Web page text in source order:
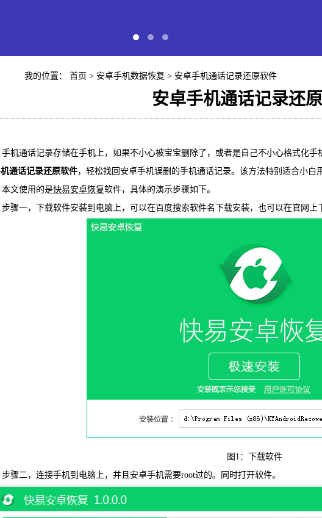
快易苹
iPhone/
WIN版下载
快易安
可恢复微信，通
我的位置： 首页 > 安卓手机数据恢复 > 安卓手机通话记录还原软件
安卓手机通话记录还
机通话记录存储在手机上，如果不小心被宝宝删除了，或者是自己不小心格式化手
通话记录还原软件，轻松找回安卓手机误删的手机通话记录。该方法特别适合小白
文使用的是快易安卓恢复软件，具体的演示步骤如下。
骤一，下载软件安装到电脑上，可以在百度搜索软件名下载安装，也可以在官网上
图1：下载软件
骤二，连接手机到电脑上，并且安卓手机需要root过的。同时打开软件。